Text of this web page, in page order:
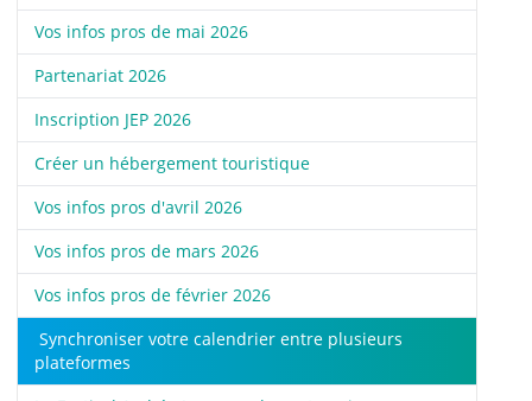
Vos infos pros de mai 2026
Partenariat 2026
Inscription JEP 2026
Créer un hébergement touristique
Vos infos pros d'avril 2026
Vos infos pros de mars 2026
Vos infos pros de février 2026
Synchroniser votre calendrier entre plusieurs
plateformes